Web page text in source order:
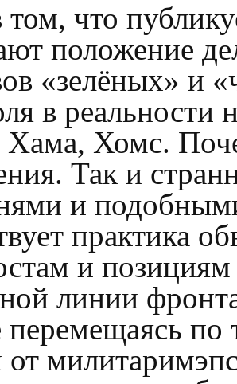
том, что
положение
«зелёных» и
в реальности
Хама, Хомс.
Так и
и
практика
и
линии
перемещаясь
от